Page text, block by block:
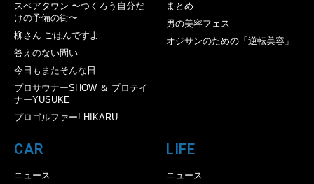
スペアタウン 〜つくろう自分だ
けの予備の街〜
柳さん ごはんですよ
答えのない問い
今日もまたそんな日
プロサウナーSHOW ＆ プロテイ
ナーYUSUKE
プロゴルファー! HIKARU
まとめ
男の美容フェス
オジサンのための「逆転美容」
CAR
ニュース
LIFE
ニュース